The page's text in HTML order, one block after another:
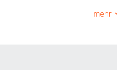
mehr